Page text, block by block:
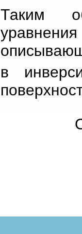
Таким
в